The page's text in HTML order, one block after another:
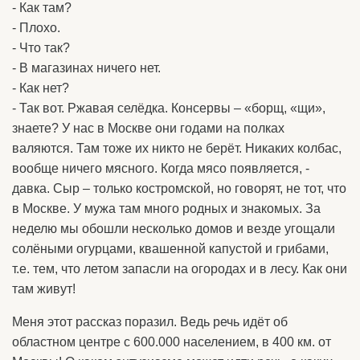
- Как там?
- Плохо.
- Что так?
- В магазинах ничего нет.
- Как нет?
- Так вот. Ржавая селёдка. Консервы – «борщ, «щи»,
знаете? У нас в Москве они годами на полках
валяются. Там тоже их никто не берёт. Никаких колбас,
вообще ничего мясного. Когда мясо появляется, -
давка. Сыр – только костромской, но говорят, не тот, что
в Москве. У мужа там много родных и знакомых. За
неделю мы обошли несколько домов и везде угощали
солёными огурцами, квашенной капустой и грибами,
т.е. тем, что летом запасли на огородах и в лесу. Как они
там живут!
Меня этот рассказ поразил. Ведь речь идёт об
областном центре с 600.000 населением, в 400 км. от